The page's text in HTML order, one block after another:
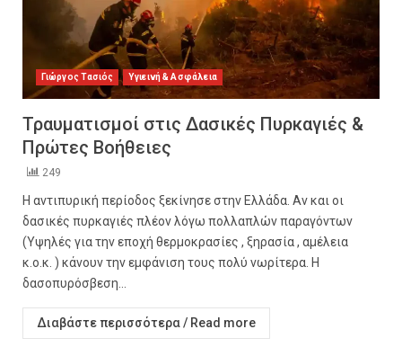
Γιώργος Τασιός Υγιεινή & Ασφάλεια
Τραυματισμοί στις Δασικές Πυρκαγιές &
Πρώτες Βοήθειες
249
Η αντιπυρική περίοδος ξεκίνησε στην Ελλάδα. Αν και οι
δασικές πυρκαγιές πλέον λόγω πολλαπλών παραγόντων
(Υψηλές για την εποχή θερμοκρασίες , ξηρασία , αμέλεια
κ.ο.κ. ) κάνουν την εμφάνιση τους πολύ νωρίτερα. Η
δασοπυρόσβεση...
Διαβάστε περισσότερα / Read more